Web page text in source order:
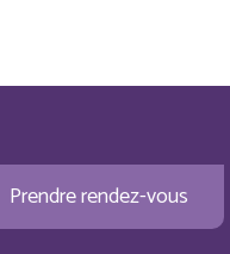
Prendre rendez-vous